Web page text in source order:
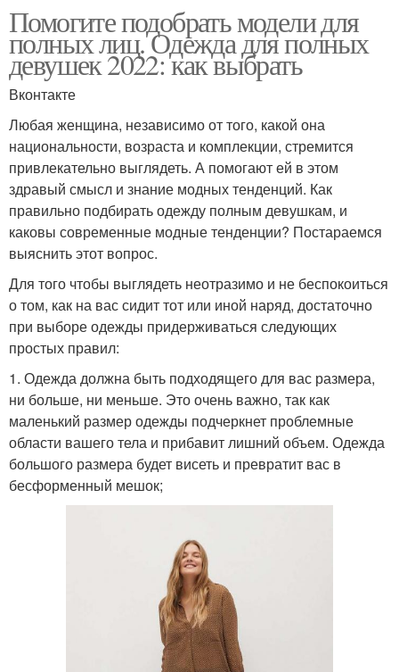
Помогите подобрать модели для
полных лиц. Одежда для полных
девушек 2022: как выбрать
Вконтакте
Любая женщина, независимо от того, какой она
национальности, возраста и комплекции, стремится
привлекательно выглядеть. А помогают ей в этом
здравый смысл и знание модных тенденций. Как
правильно подбирать одежду полным девушкам, и
каковы современные модные тенденции? Постараемся
выяснить этот вопрос.
Для того чтобы выглядеть неотразимо и не беспокоиться
о том, как на вас сидит тот или иной наряд, достаточно
при выборе одежды придерживаться следующих
простых правил:
1. Одежда должна быть подходящего для вас размера,
ни больше, ни меньше. Это очень важно, так как
маленький размер одежды подчеркнет проблемные
области вашего тела и прибавит лишний объем. Одежда
большого размера будет висеть и превратит вас в
бесформенный мешок;